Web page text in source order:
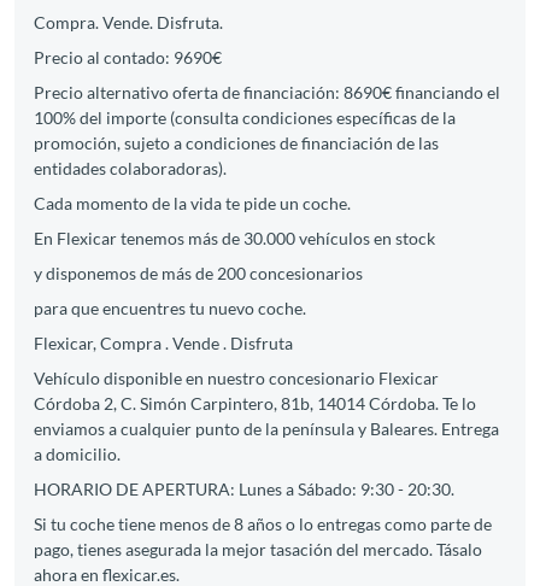
Compra. Vende. Disfruta.
Precio al contado: 9690€
Precio alternativo oferta de financiación: 8690€ financiando el
100% del importe (consulta condiciones específicas de la
promoción, sujeto a condiciones de financiación de las
entidades colaboradoras).
Cada momento de la vida te pide un coche.
En Flexicar tenemos más de 30.000 vehículos en stock
y disponemos de más de 200 concesionarios
para que encuentres tu nuevo coche.
Flexicar, Compra . Vende . Disfruta
Vehículo disponible en nuestro concesionario Flexicar
Córdoba 2, C. Simón Carpintero, 81b, 14014 Córdoba. Te lo
enviamos a cualquier punto de la península y Baleares. Entrega
a domicilio.
HORARIO DE APERTURA: Lunes a Sábado: 9:30 - 20:30.
Si tu coche tiene menos de 8 años o lo entregas como parte de
pago, tienes asegurada la mejor tasación del mercado. Tásalo
ahora en flexicar.es.